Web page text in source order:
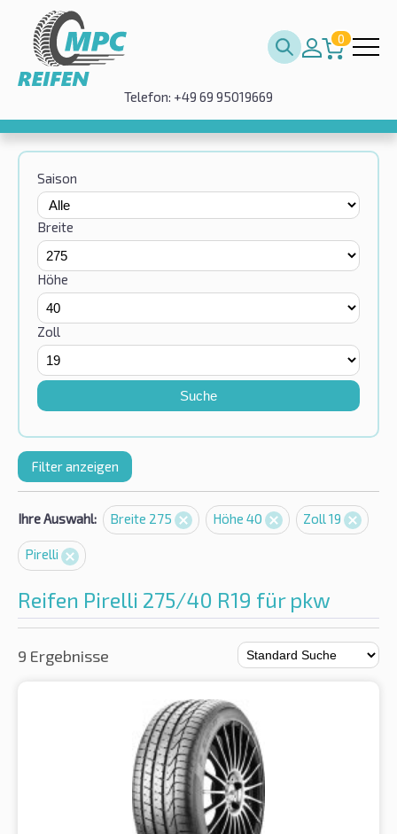
0
Telefon: +49 69 95019669
Saison
Breite
Höhe
Zoll
Suche
Filter anzeigen
Ihre Auswahl: Breite 275 Höhe 40 Zoll 19
Pirelli
Reifen Pirelli 275/40 R19 für pkw
9 Ergebnisse